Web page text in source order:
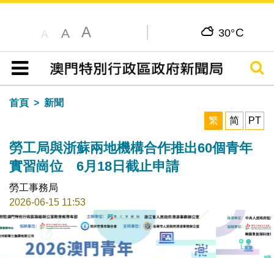
A A A 30°C
目錄
搜尋
首頁
新聞
繁
简 PT
勞工局與浙蘇兩地機構合作推出60個青年
實習崗位 6月18日截止申請
勞工事務局
2026-06-15 11:53